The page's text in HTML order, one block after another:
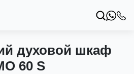
духовой шкаф
60 S